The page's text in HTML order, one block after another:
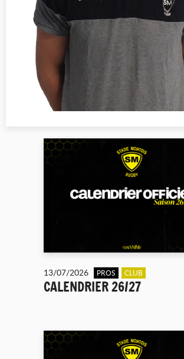
13/07/2026 PROS CLUB
CALENDRIER 26/27